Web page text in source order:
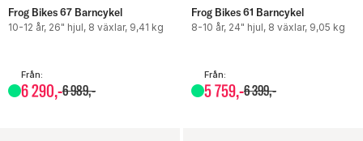
Frog Bikes 67 Barncykel
10-12 år, 26" hjul, 8 växlar, 9,41 kg
6290,-6989,-
Från:
Frog Bikes 61 Barncykel
8-10 år, 24" hjul, 8 växlar, 9,05 kg
5759,-6399,-
Från: